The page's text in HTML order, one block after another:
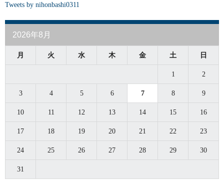
Tweets by nihonbashi0311
2026年8月
月 火 水 木 金 土 日
1 2
3 4 5 6 7 8 9
10 11 12 13 14 15 16
17 18 19 20 21 22 23
24 25 26 27 28 29 30
31